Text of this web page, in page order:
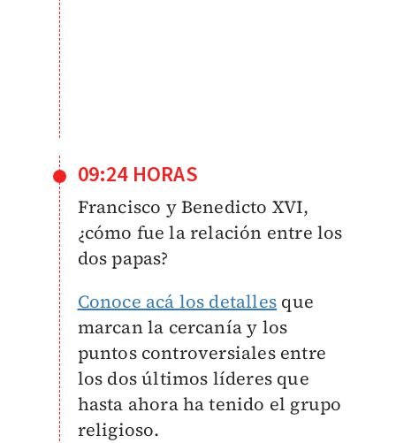
09:24 HORAS
Francisco y Benedicto XVI,
¿cómo fue la relación entre los
dos papas?
Conoce acá los detalles que
marcan la cercanía y los
puntos controversiales entre
los dos últimos líderes que
hasta ahora ha tenido el grupo
religioso.